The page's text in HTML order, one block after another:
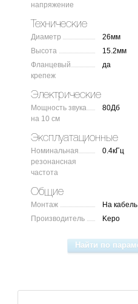
напряжение
Технические
Диаметр
26мм
Высота
15.2мм
Фланцевый
крепеж
да
Электрические
Мощность звука
на 10 см
80Дб
Эксплуатационные
Номинальная
резонансная
частота
0.4кГц
Общие
Монтаж
На кабель
Производитель
Kepo